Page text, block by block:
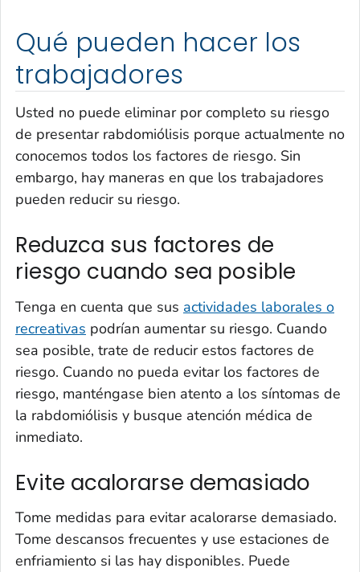
Qué pueden hacer los
trabajadores
Usted no puede eliminar por completo su riesgo
de presentar rabdomiólisis porque actualmente no
conocemos todos los factores de riesgo. Sin
embargo, hay maneras en que los trabajadores
pueden reducir su riesgo.
Reduzca sus factores de
riesgo cuando sea posible
Tenga en cuenta que sus actividades laborales o
recreativas podrían aumentar su riesgo. Cuando
sea posible, trate de reducir estos factores de
riesgo. Cuando no pueda evitar los factores de
riesgo, manténgase bien atento a los síntomas de
la rabdomiólisis y busque atención médica de
inmediato.
Evite acalorarse demasiado
Tome medidas para evitar acalorarse demasiado.
Tome descansos frecuentes y use estaciones de
enfriamiento si las hay disponibles. Puede